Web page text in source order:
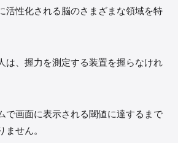
活性化される脳のさまざまな領域を特
は、握力を測定する装置を握らなけれ
で画面に表示される閾値に達するまで
ません。